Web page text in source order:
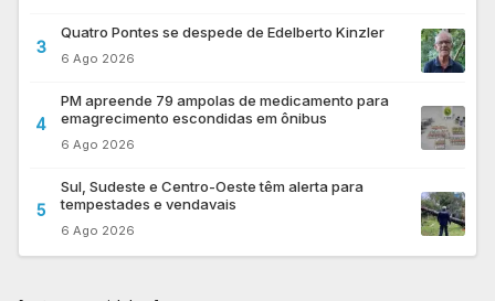
3
Quatro Pontes se despede de Edelberto Kinzler
6 Ago 2026
4
PM apreende 79 ampolas de medicamento para
emagrecimento escondidas em ônibus
6 Ago 2026
5
Sul, Sudeste e Centro-Oeste têm alerta para
tempestades e vendavais
6 Ago 2026